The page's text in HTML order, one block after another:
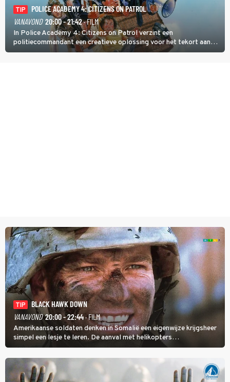
TIP
POLICE ACADEMY 4: CITIZENS ON PATROL
VANAVOND 20:00 - 21:42· FILM
In Police Academy 4: Citizens on Patrol verzint een
politiecommandant een creatieve oplossing voor het tekort aan
agenten.
TIP
BLACK HAWK DOWN
VANAVOND 20:00 - 22:44· FILM
Amerikaanse soldaten denken in Somalië een eigenwijze krijgsheer
simpel een lesje te leren. De aanval met helikopters
verloopt in Black Hawk down dramatisch.